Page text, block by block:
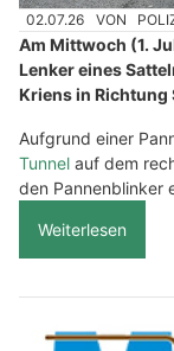
02.07.26 VON
Am Mittwoch (1.
Lenker eines
Kriens in Richtung
Aufgrund einer
Tunnel auf dem
den Pannenblinker
Weiterlesen